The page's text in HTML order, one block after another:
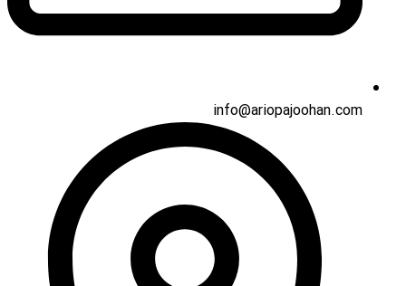
info@ariopajoohan.com